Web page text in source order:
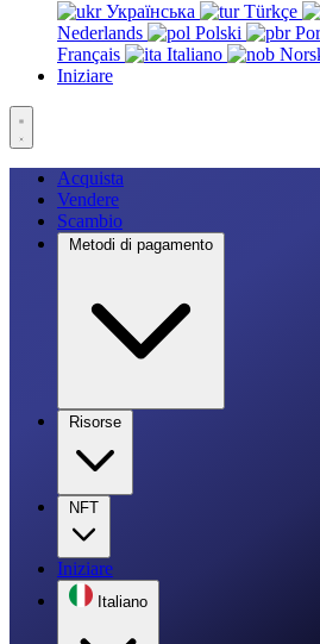
Українська
Türkçe
Nederlands
Polski
Français
Italiano
Iniziare
Acquista
Vendere
Scambio
Metodi di pagamento
Risorse
NFT
Iniziare
Italiano